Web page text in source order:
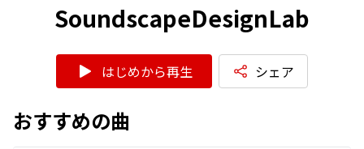
SoundscapeDesignLab
はじめから再生 シェア
おすすめの曲